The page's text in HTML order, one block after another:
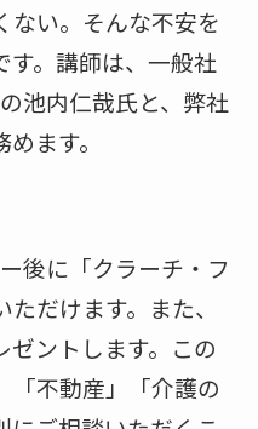
ない。そんな不安を
す。講師は、一般社
池内仁哉⽒と、弊社
ます。
後に「クラーチ・フ
だけます。また、
ントします。この
「不動産」「介護の